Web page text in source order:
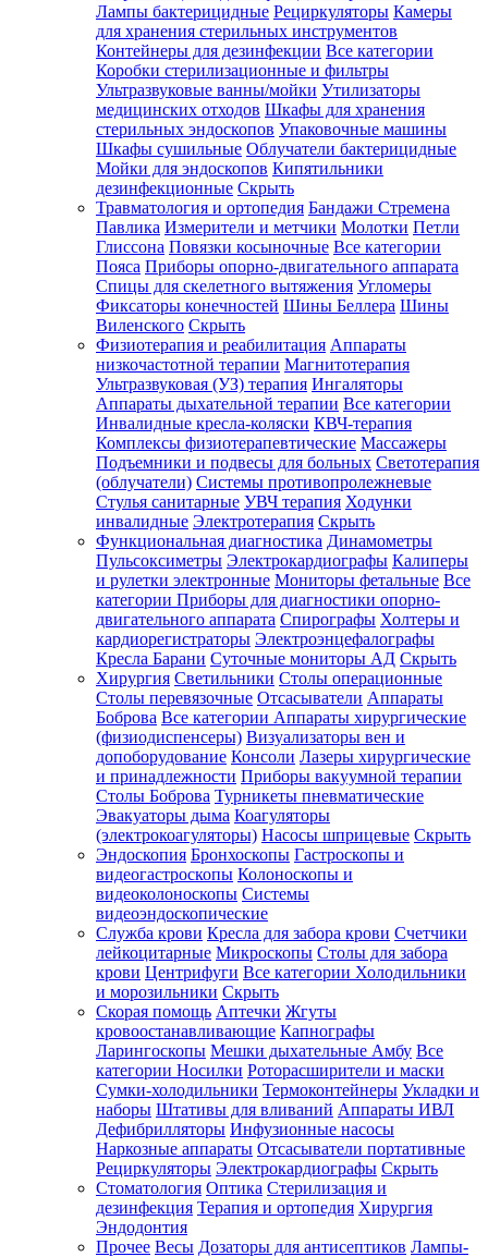
Лампы бактерицидные Рециркуляторы Камеры
для хранения стерильных инструментов
Контейнеры для дезинфекции Все категории
Коробки стерилизационные и фильтры
Ультразвуковые ванны/мойки Утилизаторы
медицинских отходов Шкафы для хранения
стерильных эндоскопов Упаковочные машины
Шкафы сушильные Облучатели бактерицидные
Мойки для эндоскопов Кипятильники
дезинфекционные Скрыть
Травматология и ортопедия Бандажи Стремена
Павлика Измерители и метчики Молотки Петли
Глиссона Повязки косыночные Все категории
Пояса Приборы опорно-двигательного аппарата
Спицы для скелетного вытяжения Угломеры
Фиксаторы конечностей Шины Беллера Шины
Виленского Скрыть
Физиотерапия и реабилитация Аппараты
низкочастотной терапии Магнитотерапия
Ультразвуковая (УЗ) терапия Ингаляторы
Аппараты дыхательной терапии Все категории
Инвалидные кресла-коляски КВЧ-терапия
Комплексы физиотерапевтические Массажеры
Подъемники и подвесы для больных Светотерапия
(облучатели) Системы противопролежневые
Стулья санитарные УВЧ терапия Ходунки
инвалидные Электротерапия Скрыть
Функциональная диагностика Динамометры
Пульсоксиметры Электрокардиографы Калиперы
и рулетки электронные Мониторы фетальные Все
категории Приборы для диагностики опорно-
двигательного аппарата Спирографы Холтеры и
кардиорегистраторы Электроэнцефалографы
Кресла Барани Суточные мониторы АД Скрыть
Хирургия Светильники Столы операционные
Столы перевязочные Отсасыватели Аппараты
Боброва Все категории Аппараты хирургические
(физиодиспенсеры) Визуализаторы вен и
допоборудование Консоли Лазеры хирургические
и принадлежности Приборы вакуумной терапии
Столы Боброва Турникеты пневматические
Эвакуаторы дыма Коагуляторы
(электрокоагуляторы) Насосы шприцевые Скрыть
Эндоскопия Бронхоскопы Гастроскопы и
видеогастроскопы Колоноскопы и
видеоколоноскопы Системы
видеоэндоскопические
Служба крови Кресла для забора крови Счетчики
лейкоцитарные Микроскопы Столы для забора
крови Центрифуги Все категории Холодильники
и морозильники Скрыть
Скорая помощь Аптечки Жгуты
кровоостанавливающие Капнографы
Ларингоскопы Мешки дыхательные Амбу Все
категории Носилки Роторасширители и маски
Сумки-холодильники Термоконтейнеры Укладки и
наборы Штативы для вливаний Аппараты ИВЛ
Дефибрилляторы Инфузионные насосы
Наркозные аппараты Отсасыватели портативные
Рециркуляторы Электрокардиографы Скрыть
Стоматология Оптика Стерилизация и
дезинфекция Терапия и ортопедия Хирургия
Эндодонтия
Прочее Весы Дозаторы для антисептиков Лампы-